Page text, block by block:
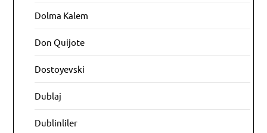
Dolma Kalem
Don Quijote
Dostoyevski
Dublaj
Dublinliler